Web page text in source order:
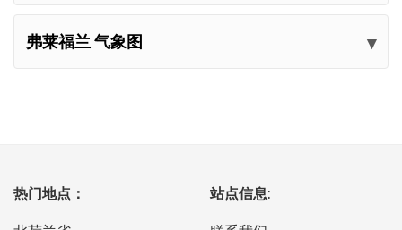
弗莱福兰 气象图
热门地点： 站点信息: